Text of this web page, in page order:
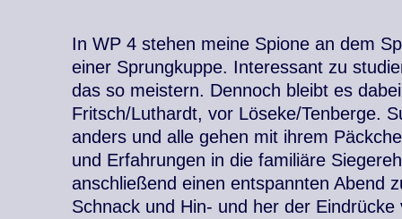
In WP 4 stehen meine Spione an dem
einer Sprungkuppe. Interessant zu
das so meistern. Dennoch bleibt es
Fritsch/Luthardt, vor Löseke/Tenberge.
anders und alle gehen mit ihrem
und Erfahrungen in die familiäre
anschließend einen entspannten Abend
Schnack und Hin- und her der